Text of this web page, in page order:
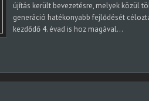
újítás került bevezetésre, melyek közül
generáció hatékonyabb fejlődését
kezdődő 4. évad is hoz magával...